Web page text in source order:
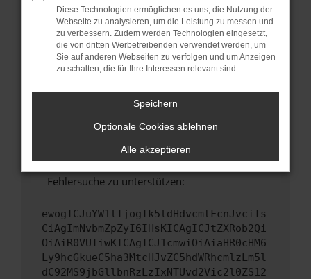
Betriebssystem auf dem neuesten Stand
sind.
Veraltete Software birgt nicht nur ein
Sicherheitsrisiko, sondern kann auch dazu
führen, dass bestimmte Funktionen nicht mehr
Wende dich an den Webseitenbetreiber.
Wenn du alle oben genannten Schritte versucht
hast, kontaktiere uns bitte. Wir werden
versuchen, das Problem zu beheben. Du kannst
uns diesen Text schicken, um uns bei der
Fehlersuche zu unterstützen:
ewogICJuYW1lIjogIk5ldHdvcmtFcnJvciIs
CiAgImNvbmZpZyI6IHsKICAgICJtZXRob2Qi
OiAiR0VUIiwKICAgICJ1cmwiOiAiaHR0cHM6
Ly9hcGkueC5ha3MtcHJvZC5hdWRhcmlzLm5l
dC92MS9jbGllbnRzLzIxNTUvd2Vic2l0ZS12
Diese Technologien ermöglichen es uns, die Nutzung der
Webseite zu analysieren, um die Leistung zu messen und
zu verbessern. Zudem werden Technologien eingesetzt,
die von dritten Werbetreibenden verwendet werden, um
Sie auf anderen Webseiten zu verfolgen und um Anzeigen
zu schalten, die für Ihre Interessen relevant sind.
Speichern
Optionale Cookies ablehnen
Alle akzeptieren